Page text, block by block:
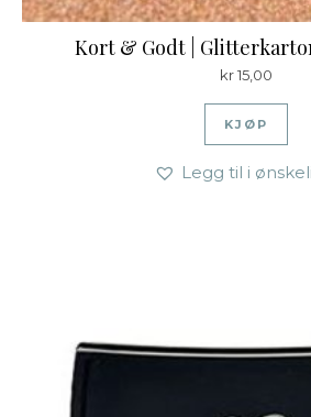
Kort & Godt |
kr15,00
KJØP
Legg til i